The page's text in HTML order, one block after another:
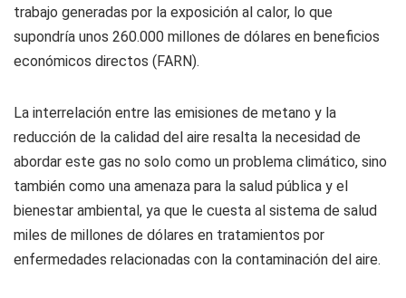
trabajo generadas por la exposición al calor, lo que
supondría unos 260.000 millones de dólares en beneficios
económicos directos (FARN).
La interrelación entre las emisiones de metano y la
reducción de la calidad del aire resalta la necesidad de
abordar este gas no solo como un problema climático, sino
también como una amenaza para la salud pública y el
bienestar ambiental, ya que le cuesta al sistema de salud
miles de millones de dólares en tratamientos por
enfermedades relacionadas con la contaminación del aire.